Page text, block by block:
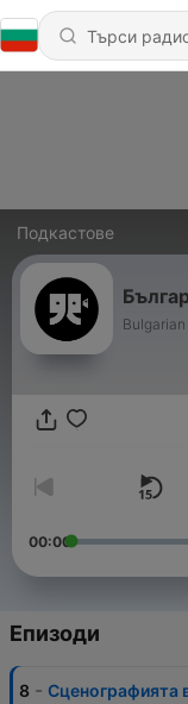
Подкастове
00:00
Епизоди
8 - Сценографията